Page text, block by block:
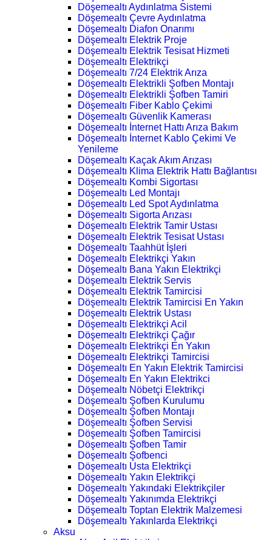
Döşemealtı Aydınlatma Sistemi
Döşemealtı Çevre Aydınlatma
Döşemealtı Diafon Onarımı
Döşemealtı Elektrik Proje
Döşemealtı Elektrik Tesisat Hizmeti
Döşemealtı Elektrikçi
Döşemealtı 7/24 Elektrik Arıza
Döşemealtı Elektrikli Şofben Montajı
Döşemealtı Elektrikli Şofben Tamiri
Döşemealtı Fiber Kablo Çekimi
Döşemealtı Güvenlik Kamerası
Döşemealtı İnternet Hattı Arıza Bakım
Döşemealtı İnternet Kablo Çekimi Ve
Yenileme
Döşemealtı Kaçak Akım Arızası
Döşemealtı Klima Elektrik Hattı Bağlantısı
Döşemealtı Kombi Sigortası
Döşemealtı Led Montajı
Döşemealtı Led Spot Aydınlatma
Döşemealtı Sigorta Arızası
Döşemealtı Elektrik Tamir Ustası
Döşemealtı Elektrik Tesisat Ustası
Döşemealtı Taahhüt İşleri
Döşemealtı Elektrikçi Yakın
Döşemealtı Bana Yakın Elektrikçi
Döşemealtı Elektrik Servis
Döşemealtı Elektrik Tamircisi
Döşemealtı Elektrik Tamircisi En Yakın
Döşemealtı Elektrik Ustası
Döşemealtı Elektrikçi Acil
Döşemealtı Elektrikçi Çağır
Döşemealtı Elektrikçi En Yakın
Döşemealtı Elektrikçi Tamircisi
Döşemealtı En Yakın Elektrik Tamircisi
Döşemealtı En Yakın Elektrikci
Döşemealtı Nöbetçi Elektrikçi
Döşemealtı Şofben Kurulumu
Döşemealtı Şofben Montajı
Döşemealtı Şofben Servisi
Döşemealtı Şofben Tamircisi
Döşemealtı Şofben Tamir
Döşemealtı Şofbenci
Döşemealtı Usta Elektrikçi
Döşemealtı Yakın Elektrikçi
Döşemealtı Yakındaki Elektrikçiler
Döşemealtı Yakınımda Elektrikçi
Döşemealtı Toptan Elektrik Malzemesi
Döşemealtı Yakınlarda Elektrikçi
Aksu